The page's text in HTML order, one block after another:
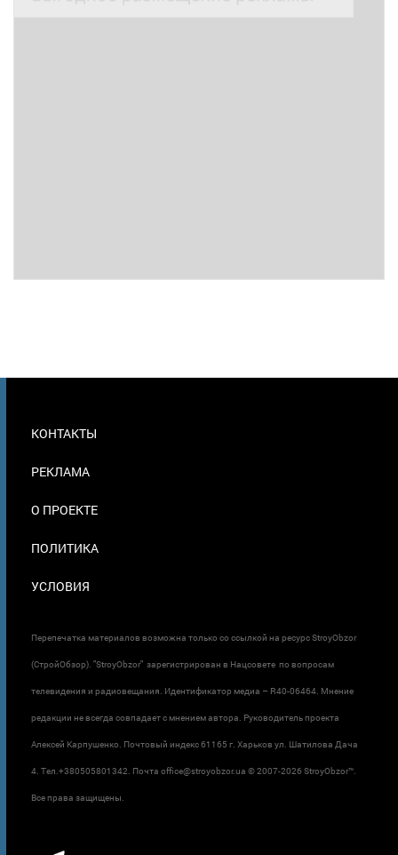
В
КОНТАКТЫ
РЕКЛАМА
О ПРОЕКТЕ
ПОЛИТИКА
УСЛОВИЯ
Перепечатка материалов возможна только со ссылкой на ресурс StroyObzor
(СтройОбзор). "StroyObzor" зарегистрирован в Нацсовете по вопросам
телевидения и радиовещания. Идентификатор медиа – R40-06464. Мнение
редакции не всегда совпадает с мнением автора. Руководитель проекта
Алексей Карпушенко. Почтовый индекс 61165 г. Харьков ул. Шатилова Дача
4. Тел.+380505801342. Почта office@stroyobzor.ua © 2007-2026 StroyObzor™.
Все права защищены.